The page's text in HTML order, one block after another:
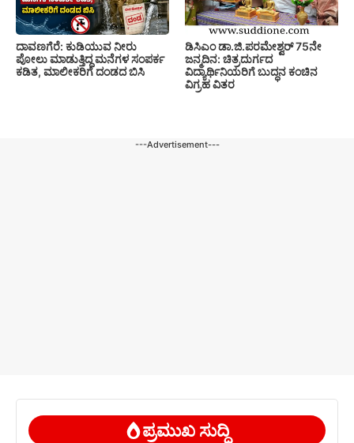
ದಾವಣಗೆರೆ: ಕುಡಿಯುವ ನೀರು
ಪೋಲು ಮಾಡುತ್ತಿದ್ದ ಮನೆಗಳ ಸಂಪರ್ಕ
ಕಡಿತ, ಮಾಲೀಕರಿಗೆ ದಂಡದ ಬಿಸಿ
ಡಿಸಿಎಂ ಡಾ.ಜಿ.ಪರಮೇಶ್ವರ್ 75ನೇ
ಜನ್ಮದಿನ: ಚಿತ್ರದುರ್ಗದ
ವಿದ್ಯಾರ್ಥಿನಿಯರಿಗೆ ಬುದ್ಧನ ಕಂಚಿನ
ವಿಗ್ರಹ ವಿತರ
---Advertisement---
ಪ್ರಮುಖ ಸುದ್ದಿ